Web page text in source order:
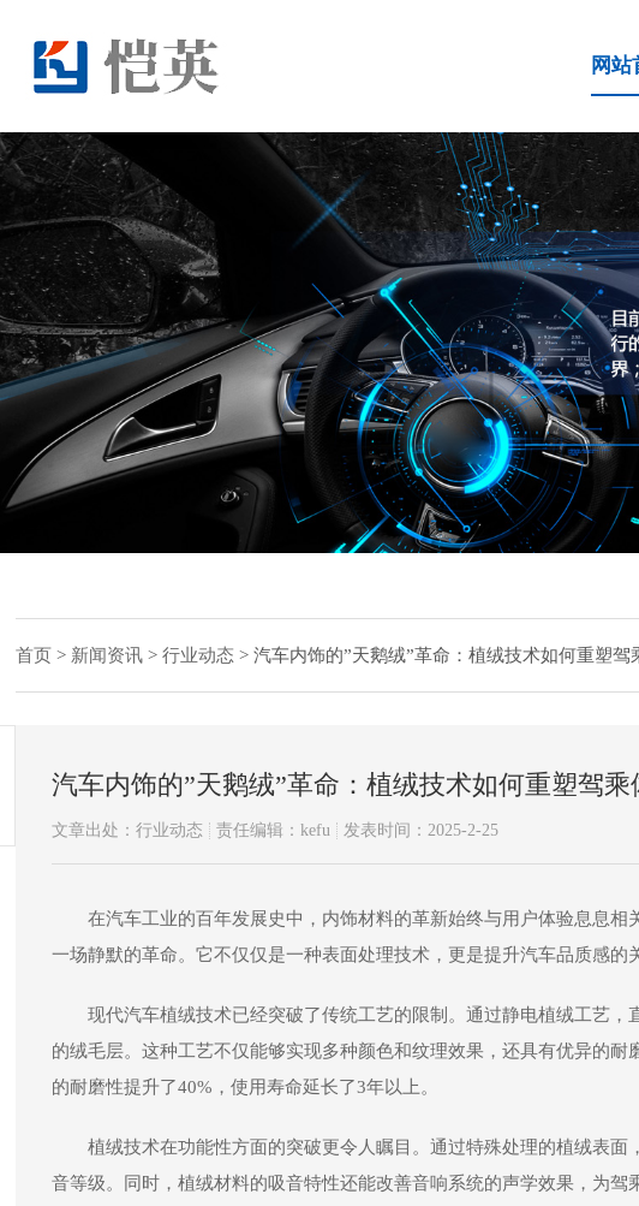
网站
首页 > 新闻资讯 >行业动态 >汽车内饰的”天鹅绒”革命：植绒技术如何重塑驾
汽车内饰的”天鹅绒”革命：植绒技术如何重塑驾乘
文章出处：行业动态 责任编辑：kefu 发表时间：2025-2-25
在汽车工业的百年发展史中，内饰材料的革新始终与用户体验息息
一场静默的革命。它不仅仅是一种表面处理技术，更是提升汽车品质感的
现代汽车植绒技术已经突破了传统工艺的限制。通过静电植绒工艺
的绒毛层。这种工艺不仅能够实现多种颜色和纹理效果，还具有优异的
的耐磨性提升了40%，使用寿命延长了3年以上。
植绒技术在功能性方面的突破更令人瞩目。通过特殊处理的植绒表
音等级。同时，植绒材料的吸音特性还能改善音响系统的声学效果，为